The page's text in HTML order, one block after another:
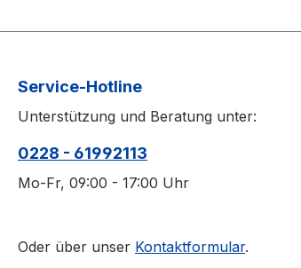
Service-Hotline
Unterstützung und Beratung unter:
0228 - 61992113
Mo-Fr, 09:00 - 17:00 Uhr
Oder über unser Kontaktformular.